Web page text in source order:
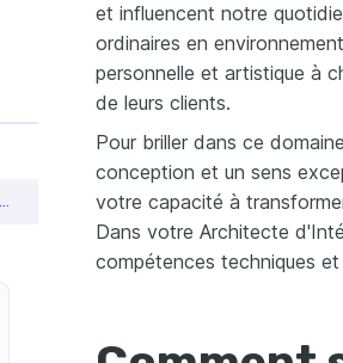
les conceptions chez
en Visual
Comment structurer un CV de architecte d'intérieur pour obtenir un emploi
et influencent notre
ordinaires en
personnelle et artistique à
de leurs clients.
Pour briller dans ce
conception et un sens
votre capacité à
Dans votre Architecte
compétences techniques